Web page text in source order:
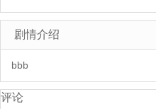
剧情介绍
bbb
评论